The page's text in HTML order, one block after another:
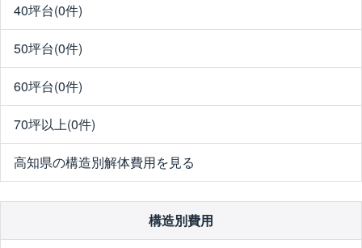
40坪台(0件)
50坪台(0件)
60坪台(0件)
70坪以上(0件)
高知県の構造別解体費用を見る
構造別費用